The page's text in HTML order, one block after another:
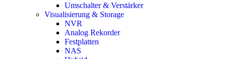
Umschalter & Verstärker
Visualisierung & Storage
NVR
Analog Rekorder
Festplatten
NAS